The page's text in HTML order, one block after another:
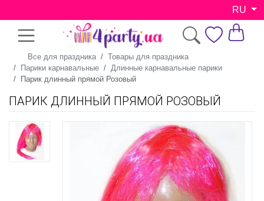
RU
Все для праздника
Товары для праздника
Парики карнавальные
Длинные карнавальные парики
Парик длинный прямой Розовый
ПАРИК ДЛИННЫЙ ПРЯМОЙ РОЗОВЫЙ